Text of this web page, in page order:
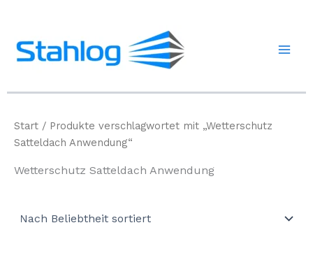
springen
Start / Produkte verschlagwortet mit „Wetterschutz
Satteldach Anwendung“
Wetterschutz Satteldach Anwendung